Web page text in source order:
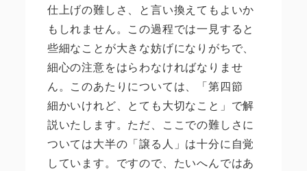
仕上げの難しさ、と言い換えてもよいか
もしれません。この過程では一見すると
些細なことが大きな妨げになりがちで、
細心の注意をはらわなければなりませ
ん。このあたりについては、「第四節
細かいけれど、とても大切なこと」で解
説いたします。ただ、ここでの難しさに
ついては大半の「譲る人」は十分に自覚
しています。ですので、たいへんではあ